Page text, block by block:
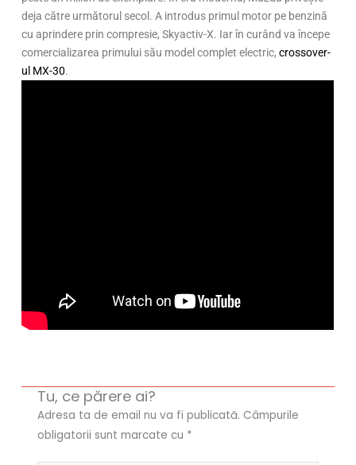
deja către următorul secol. A introdus primul motor pe benzină
cu aprindere prin compresie, Skyactiv-X. Iar în curând va începe
comercializarea primului său model complet electric,crossover-
ul MX-30.
Tu, ce părere ai?
Adresa ta de email nu va fi publicată. Câmpurile
obligatorii sunt marcate cu *